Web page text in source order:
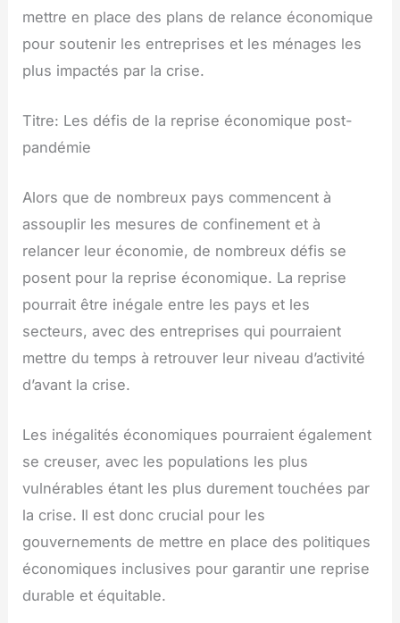
mettre en place des plans de relance économique
pour soutenir les entreprises et les ménages les
plus impactés par la crise.
Titre: Les défis de la reprise économique post-
pandémie
Alors que de nombreux pays commencent à
assouplir les mesures de confinement et à
relancer leur économie, de nombreux défis se
posent pour la reprise économique. La reprise
pourrait être inégale entre les pays et les
secteurs, avec des entreprises qui pourraient
mettre du temps à retrouver leur niveau d’activité
d’avant la crise.
Les inégalités économiques pourraient également
se creuser, avec les populations les plus
vulnérables étant les plus durement touchées par
la crise. Il est donc crucial pour les
gouvernements de mettre en place des politiques
économiques inclusives pour garantir une reprise
durable et équitable.